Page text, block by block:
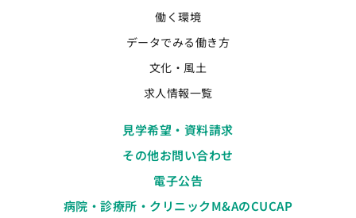
働く環境
データでみる働き方
文化・風土
求人情報一覧
見学希望・資料請求
その他お問い合わせ
電子公告
病院・診療所・クリニックM&AのCUCAP